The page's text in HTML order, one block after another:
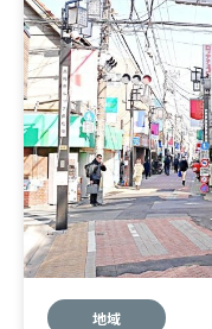
地域